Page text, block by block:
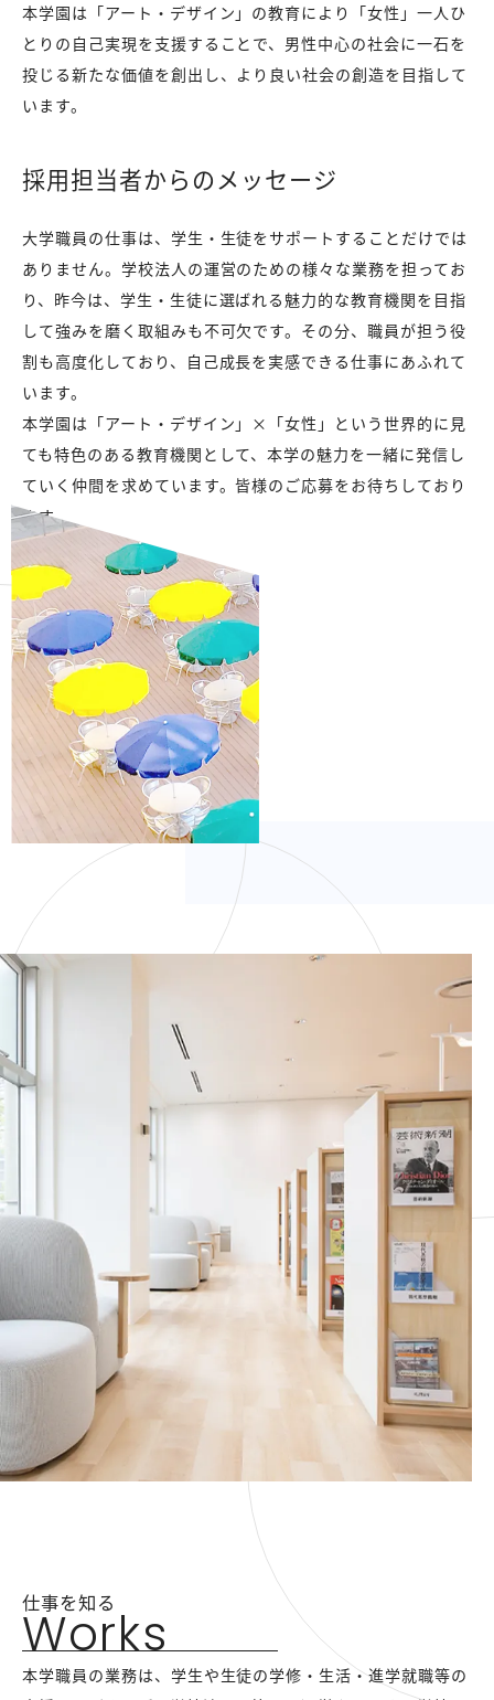
本学園は「アート・デザイン」の教育により「女性」一人ひ
とりの自己実現を支援することで、男性中心の社会に一石を
投じる新たな価値を創出し、より良い社会の創造を目指して
います。
採用担当者からのメッセージ
大学職員の仕事は、学生・生徒をサポートすることだけでは
ありません。学校法人の運営のための様々な業務を担ってお
り、昨今は、学生・生徒に選ばれる魅力的な教育機関を目指
して強みを磨く取組みも不可欠です。その分、職員が担う役
割も高度化しており、自己成長を実感できる仕事にあふれて
います。
本学園は「アート・デザイン」×「女性」という世界的に見
ても特色のある教育機関として、本学の魅力を一緒に発信し
ていく仲間を求めています。皆様のご応募をお待ちしており
ます。
仕事を知る
Works
本学職員の業務は、学生や生徒の学修・生活・進学就職等の